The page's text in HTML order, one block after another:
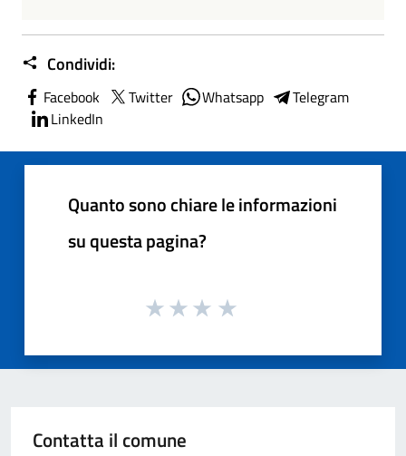
Condividi:
Facebook Twitter Whatsapp
Telegram
LinkedIn
Quanto sono chiare le informazioni
su questa pagina?
Contatta il comune